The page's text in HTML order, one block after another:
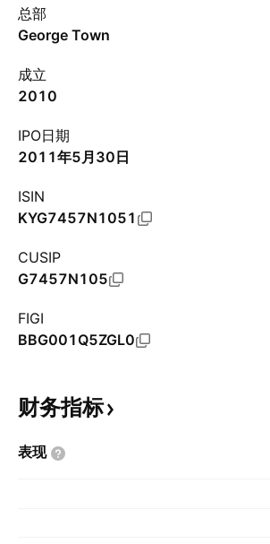
总部
George Town
成立
2010
IPO日期
2011年5月30日
ISIN
KYG7457N1051
CUSIP
G7457N105
FIGI
BBG001Q5ZGL0
财务指标
表现